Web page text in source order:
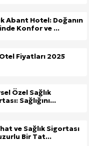
Abant Hotel: Doğanın
Konfor ve ...
Fiyatları 2025
Özel Sağlık
Sağlığını...
ve Sağlık Sigortası
Bir Tat...